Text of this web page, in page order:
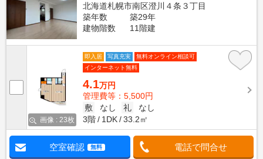
北海道札幌市南区澄川４条３丁目
築年数
築29年
建物階数
11階建
画像 : 23枚
即入居 写真充実
無料オンライン相談可
インターネット無料
4.1万円
管理費等：5,500円
敷
なし 礼
なし
3階
1DK 33.2㎡
空室確認 無料 電話で問合せ